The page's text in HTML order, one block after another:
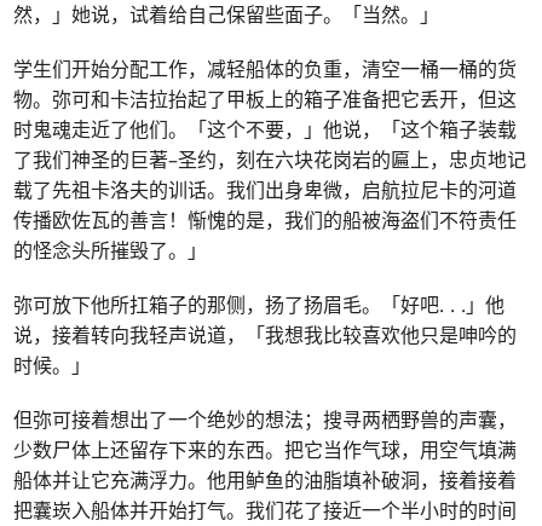
然，」她说，试着给自己保留些面子。「当然。」
学生们开始分配工作，减轻船体的负重，清空一桶一桶的货
物。弥可和卡洁拉抬起了甲板上的箱子准备把它丢开，但这
时鬼魂走近了他们。「这个不要，」他说，「这个箱子装载
了我们神圣的巨著–圣约，刻在六块花岗岩的匾上，忠贞地记
载了先祖卡洛夫的训话。我们出身卑微，启航拉尼卡的河道
传播欧佐瓦的善言！惭愧的是，我们的船被海盗们不符责任
的怪念头所摧毁了。」
弥可放下他所扛箱子的那侧，扬了扬眉毛。「好吧. . . 」他
说，接着转向我轻声说道，「我想我比较喜欢他只是呻吟的
时候。」
但弥可接着想出了一个绝妙的想法；搜寻两栖野兽的声囊，
少数尸体上还留存下来的东西。把它当作气球，用空气填满
船体并让它充满浮力。他用鲈鱼的油脂填补破洞，接着接着
把囊崁入船体并开始打气。我们花了接近一个半小时的时间